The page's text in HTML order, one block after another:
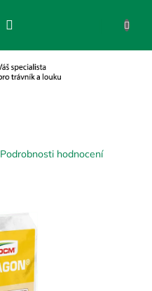
Podrobnosti hodnocení